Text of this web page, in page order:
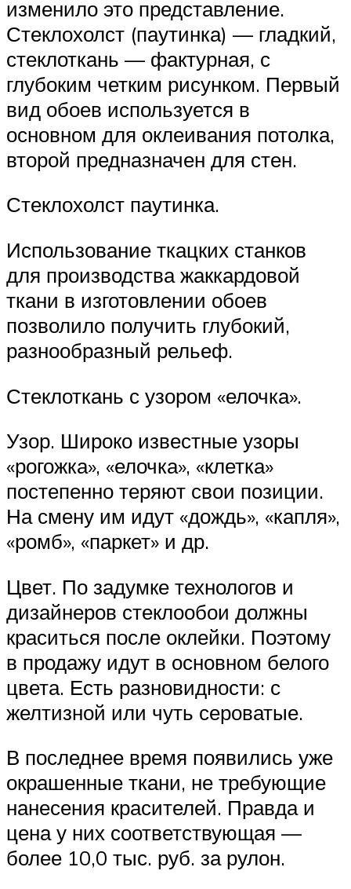
изменило это представление.
Стеклохолст (паутинка) — гладкий,
стеклоткань — фактурная, с
глубоким четким рисунком. Первый
вид обоев используется в
основном для оклеивания потолка,
второй предназначен для стен.
Стеклохолст паутинка.
Использование ткацких станков
для производства жаккардовой
ткани в изготовлении обоев
позволило получить глубокий,
разнообразный рельеф.
Стеклоткань с узором «елочка».
Узор. Широко известные узоры
«рогожка», «елочка», «клетка»
постепенно теряют свои позиции.
На смену им идут «дождь», «капля»,
«ромб», «паркет» и др.
Цвет. По задумке технологов и
дизайнеров стеклообои должны
краситься после оклейки. Поэтому
в продажу идут в основном белого
цвета. Есть разновидности: с
желтизной или чуть сероватые.
В последнее время появились уже
окрашенные ткани, не требующие
нанесения красителей. Правда и
цена у них соответствующая —
более 10,0 тыс. руб. за рулон.